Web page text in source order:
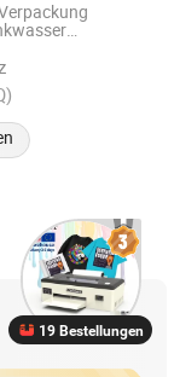
19 Bestellungen